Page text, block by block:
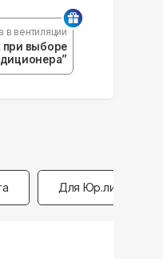
в вентиляции
выборе
Для Юр.лиц